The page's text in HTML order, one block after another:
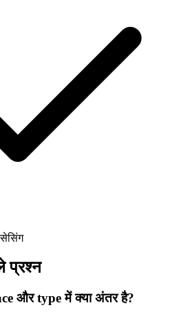
प्रश्न
और type में क्या अंतर है?